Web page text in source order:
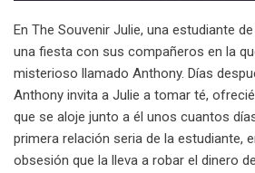
En The Souvenir Julie, una estudiante
una fiesta con sus compañeros en la
misterioso llamado Anthony. Días
Anthony invita a Julie a tomar té,
que se aloje junto a él unos cuantos
primera relación seria de la estudiante,
obsesión que la lleva a robar el dinero